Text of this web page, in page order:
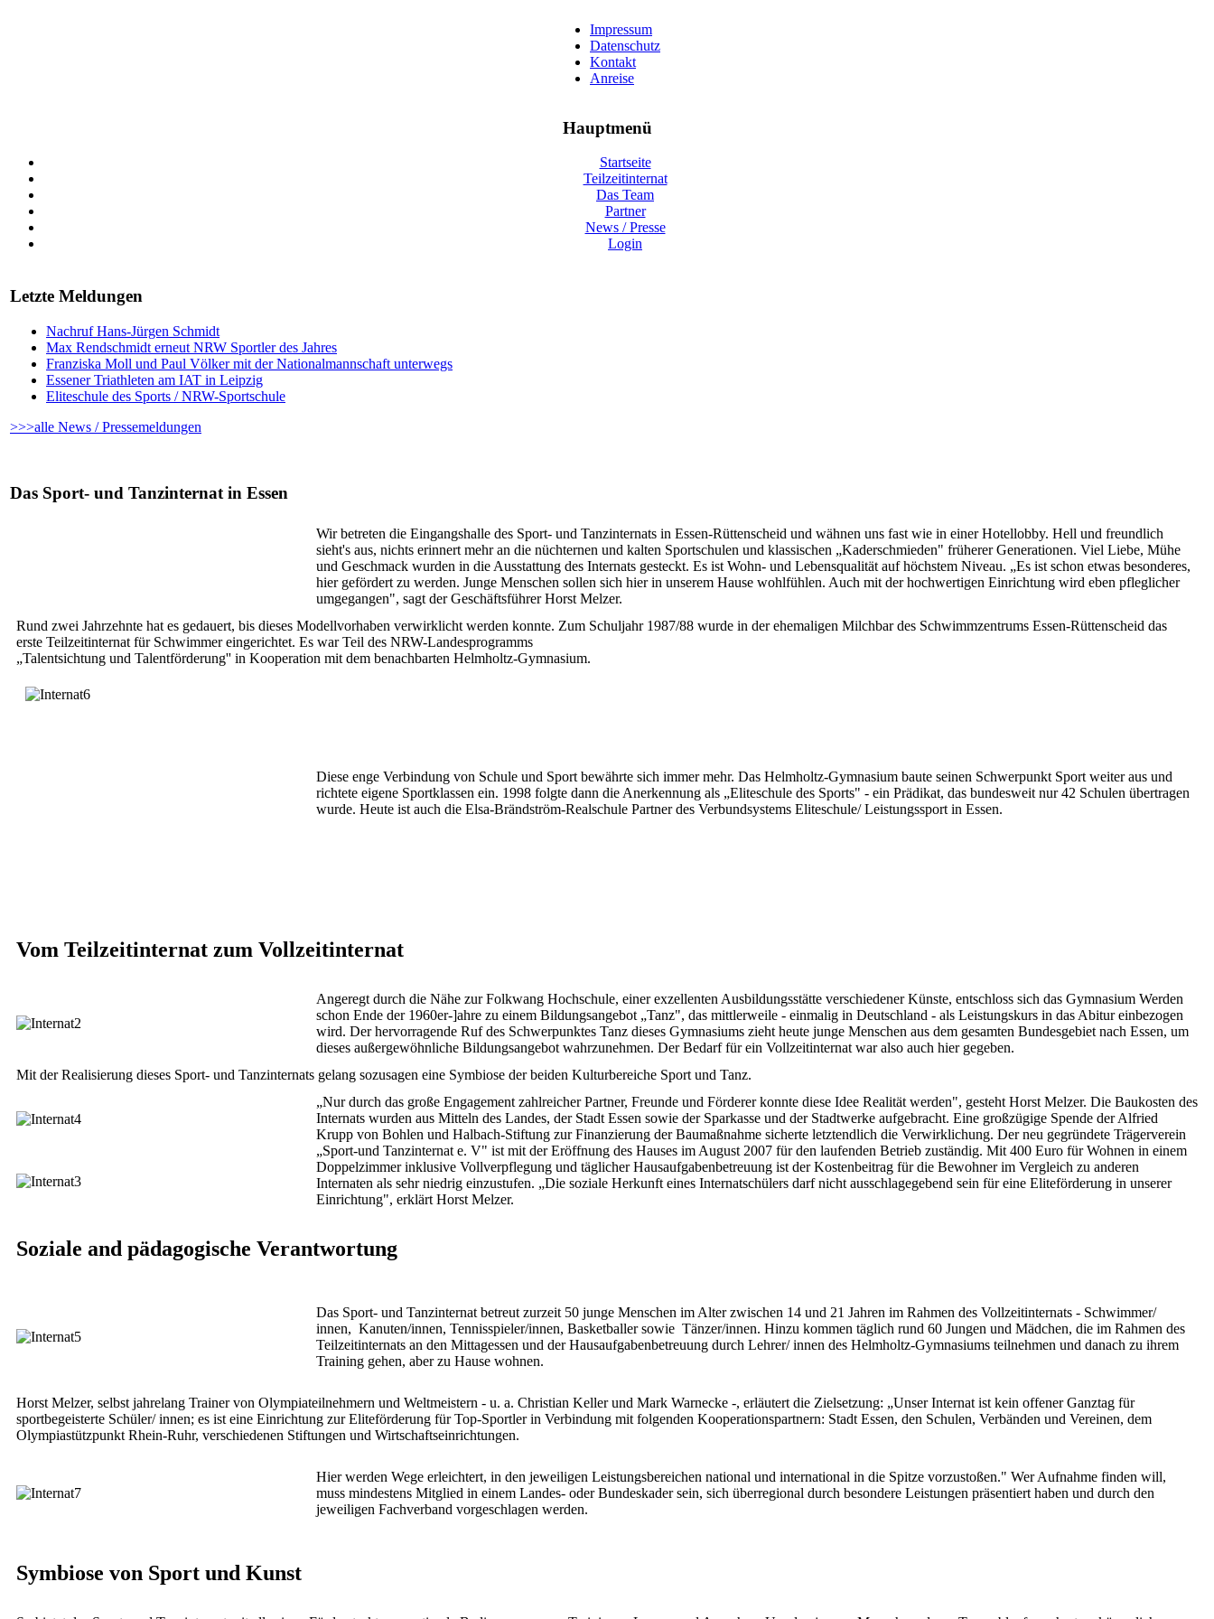
Impressum
Datenschutz
Kontakt
Anreise
Hauptmenü
Startseite
Teilzeitinternat
Das Team
Partner
News / Presse
Login
Letzte Meldungen
Nachruf Hans-Jürgen Schmidt
Max Rendschmidt erneut NRW Sportler des Jahres
Franziska Moll und Paul Völker mit der Nationalmannschaft unterwegs
Essener Triathleten am IAT in Leipzig
Eliteschule des Sports / NRW-Sportschule
>>>alle News / Pressemeldungen
Das Sport- und Tanzinternat in Essen
Wir betreten die Eingangshalle des Sport- und Tanzinternats in Essen-Rüttenscheid und wähnen uns fast wie in einer Hotellobby. Hell und freundlich
sieht's aus, nichts erinnert mehr an die nüchternen und kalten Sportschulen und klassischen „Kaderschmieden" früherer Generationen. Viel Liebe, Mühe
und Geschmack wurden in die Ausstattung des Internats gesteckt. Es ist Wohn- und Lebensqualität auf höchstem Niveau. „Es ist schon etwas besonderes,
hier gefördert zu werden. Junge Menschen sollen sich hier in unserem Hause wohlfühlen. Auch mit der hochwertigen Einrichtung wird eben pfleglicher
umgegangen", sagt der Geschäftsführer Horst Melzer.
Rund zwei Jahrzehnte hat es gedauert, bis dieses Modellvorhaben verwirklicht werden konnte. Zum Schuljahr 1987/88 wurde in der ehemaligen Milchbar des Schwimmzentrums Essen-Rüttenscheid das
erste Teilzeitinternat für Schwimmer eingerichtet. Es war Teil des NRW-Landesprogramms
„Talentsichtung und Talentförderung'' in Kooperation mit dem benachbarten Helmholtz-Gymnasium.
Diese enge Verbindung von Schule und Sport bewährte sich immer mehr. Das Helmholtz-Gymnasium baute seinen Schwerpunkt Sport weiter aus und
richtete eigene Sportklassen ein. 1998 folgte dann die Anerkennung als „Eliteschule des Sports" - ein Prädikat, das bundesweit nur 42 Schulen übertragen
wurde. Heute ist auch die Elsa-Brändström-Realschule Partner des Verbundsystems Eliteschule/ Leistungssport in Essen.
Vom Teilzeitinternat zum Vollzeitinternat
Angeregt durch die Nähe zur Folkwang Hochschule, einer exzellenten Ausbildungsstätte verschiedener Künste, entschloss sich das Gymnasium Werden
schon Ende der 1960er-]ahre zu einem Bildungsangebot „Tanz", das mittlerweile - einmalig in Deutschland - als Leistungskurs in das Abitur einbezogen
wird. Der hervorragende Ruf des Schwerpunktes Tanz dieses Gymnasiums zieht heute junge Menschen aus dem gesamten Bundesgebiet nach Essen, um
dieses außergewöhnliche Bildungsangebot wahrzunehmen. Der Bedarf für ein Vollzeitinternat war also auch hier gegeben.
Mit der Realisierung dieses Sport- und Tanzinternats gelang sozusagen eine Symbiose der beiden Kulturbereiche Sport und Tanz.
„Nur durch das große Engagement zahlreicher Partner, Freunde und Förderer konnte diese Idee Realität werden", gesteht Horst Melzer. Die Baukosten des
Internats wurden aus Mitteln des Landes, der Stadt Essen sowie der Sparkasse und der Stadtwerke aufgebracht. Eine großzügige Spende der Alfried
Krupp von Bohlen und Halbach-Stiftung zur Finanzierung der Baumaßnahme sicherte letztendlich die Verwirklichung. Der neu gegründete Trägerverein
„Sport-und Tanzinternat e. V" ist mit der Eröffnung des Hauses im August 2007 für den laufenden Betrieb zuständig. Mit 400 Euro für Wohnen in einem
Doppelzimmer inklusive Vollverpflegung und täglicher Hausaufgabenbetreuung ist der Kostenbeitrag für die Bewohner im Vergleich zu anderen
Internaten als sehr niedrig einzustufen. „Die soziale Herkunft eines Internatschülers darf nicht ausschlagegebend sein für eine Eliteförderung in unserer
Einrichtung", erklärt Horst Melzer.
Soziale and pädagogische Verantwortung
Das Sport- und Tanzinternat betreut zurzeit 50 junge Menschen im Alter zwischen 14 und 21 Jahren im Rahmen des Vollzeitinternats - Schwimmer/
innen, Kanuten/innen, Tennisspieler/innen, Basketballer sowie Tänzer/innen. Hinzu kommen täglich rund 60 Jungen und Mädchen, die im Rahmen des
Teilzeitinternats an den Mittagessen und der Hausaufgabenbetreuung durch Lehrer/ innen des Helmholtz-Gymnasiums teilnehmen und danach zu ihrem
Training gehen, aber zu Hause wohnen.
Horst Melzer, selbst jahrelang Trainer von Olympiateilnehmern und Weltmeistern - u. a. Christian Keller und Mark Warnecke -, erläutert die Zielsetzung: „Unser Internat ist kein offener Ganztag für
sportbegeisterte Schüler/ innen; es ist eine Einrichtung zur Eliteförderung für Top-Sportler in Verbindung mit folgenden Kooperationspartnern: Stadt Essen, den Schulen, Verbänden und Vereinen, dem
Olympiastützpunkt Rhein-Ruhr, verschiedenen Stiftungen und Wirtschaftseinrichtungen.
Hier werden Wege erleichtert, in den jeweiligen Leistungsbereichen national und international in die Spitze vorzustoßen." Wer Aufnahme finden will,
muss mindestens Mitglied in einem Landes- oder Bundeskader sein, sich überregional durch besondere Leistungen präsentiert haben und durch den
jeweiligen Fachverband vorgeschlagen werden.
Symbiose von Sport und Kunst